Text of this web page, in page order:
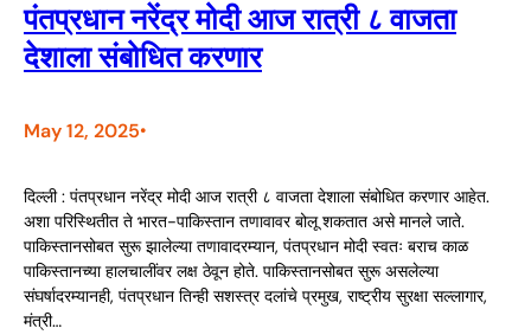
पंतप्रधान नरेंद्र मोदी आज रात्री ८ वाजता
देशाला संबोधित करणार
May 12, 2025•
दिल्ली : पंतप्रधान नरेंद्र मोदी आज रात्री ८ वाजता देशाला संबोधित करणार आहेत.
अशा परिस्थितीत ते भारत-पाकिस्तान तणावावर बोलू शकतात असे मानले जाते.
पाकिस्तानसोबत सुरू झालेल्या तणावादरम्यान, पंतप्रधान मोदी स्वतः बराच काळ
पाकिस्तानच्या हालचालींवर लक्ष ठेवून होते. पाकिस्तानसोबत सुरू असलेल्या
संघर्षादरम्यानही, पंतप्रधान तिन्ही सशस्त्र दलांचे प्रमुख, राष्ट्रीय सुरक्षा सल्लागार,
मंत्री…